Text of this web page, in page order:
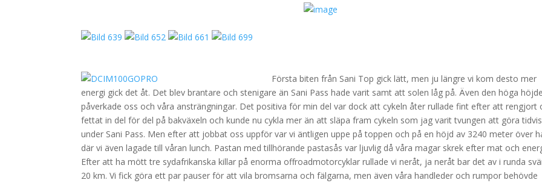
Första biten från Sani Top gick lätt, men ju längre vi kom desto mer
energi gick det åt. Det blev brantare och stenigare än Sani Pass hade varit samt att solen låg på. Även den höga
påverkade oss och våra ansträngningar. Det positiva för min del var dock att cykeln åter rullade fint efter att rengjort
fettat in del för del på bakväxeln och kunde nu cykla mer än att släpa fram cykeln som jag varit tvungen att göra tidvis
under Sani Pass. Men efter att jobbat oss uppför var vi äntligen uppe på toppen och på en höjd av 3240 meter över
där vi även lagade till våran lunch. Pastan med tillhörande pastasås var ljuvlig då våra magar skrek efter mat och
Efter att ha mött tre sydafrikanska killar på enorma offroadmotorcyklar rullade vi neråt, ja neråt bar det av i runda
20 km. Vi fick göra ett par pauser för att vila bromsarna och fälgarna, men även våra handleder och rumpor behövde